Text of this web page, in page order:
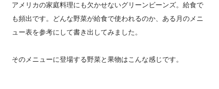
アメリカの家庭料理にも欠かせないグリーンビーンズ。給食で
も頻出です。どんな野菜が給食で使われるのか、ある月のメニ
ュー表を参考にして書き出してみました。
そのメニューに登場する野菜と果物はこんな感じです。